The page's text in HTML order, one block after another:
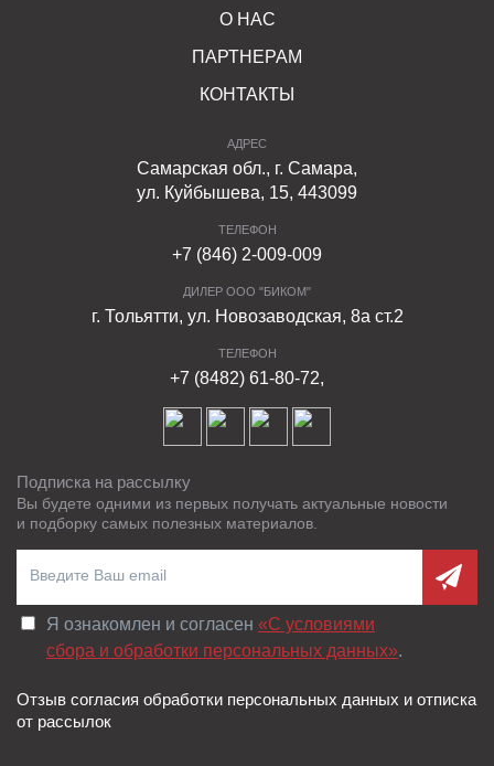
О НАС
ПАРТНЕРАМ
КОНТАКТЫ
АДРЕС
Самарская обл., г. Самара,
ул. Куйбышева, 15, 443099
ТЕЛЕФОН
+7 (846) 2-009-009
ДИЛЕР ООО "БИКОМ"
г. Тольятти, ул. Новозаводская, 8а ст.2
ТЕЛЕФОН
+7 (8482) 61-80-72,
Подписка на рассылку
Вы будете одними из первых получать актуальные новости
и подборку самых полезных материалов.
Я ознакомлен и согласен «C условиями
сбора и обработки персональных данных».
Отзыв согласия обработки персональных данных и отписка
от рассылок